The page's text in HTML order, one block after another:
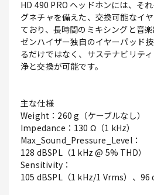
HD 490 PRO ヘッドホンには、そ
グネチャを備えた、交換可能なイ
ており、長時間のミキシングと音楽
ゼンハイザー独自のイヤーパッド
るだけではなく、サステナビリテ
浄と交換が可能です。
主な仕様
Weight：260 g（ケーブルなし）
Impedance：130 Ω（1 kHz）
Max_Sound_Pressure_Level：
128 dBSPL（1 kHz @ 5% THD）
Sensitivity：
105 dBSPL（1 kHz/1 Vrms）、96